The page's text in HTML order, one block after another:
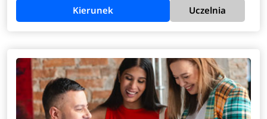
Kierunek Uczelnia